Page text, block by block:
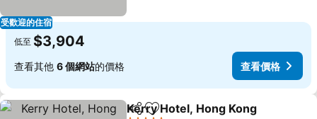
受歡迎的住宿
低至 $3,904
查看其他 6 個網站的價格 查看價格
分享 加入我的最愛
Kerry Hotel, Hong Kong